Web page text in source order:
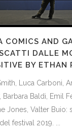
COMICS AND
DALLE
BY ETHAN
Luca Carboni,
Barbara Baldi, Emil
Jones, Valter Buio:
festival 2019. ...